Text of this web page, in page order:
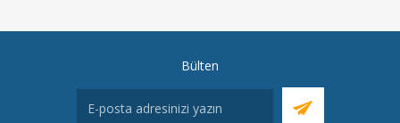
Bülten